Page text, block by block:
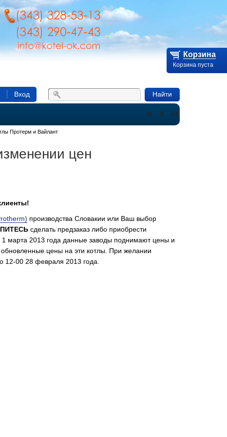
Вход Найти
контакты
Корзина
Корзина пуста
Протерм и Вайлант
цен
производства Словакии или Ваш выбор
сделать предзаказ либо приобрести
1 марта 2013 года данные заводы поднимают цены и
цены на эти котлы. При желании
12-00 28 февраля 2013 года.